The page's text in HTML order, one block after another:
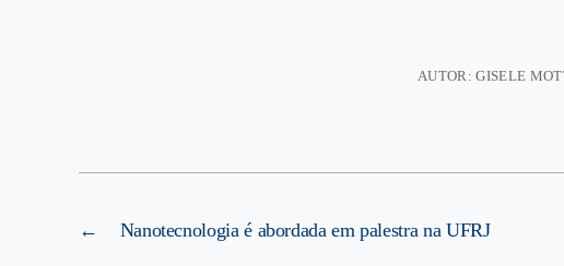
AUTOR: GISELE
← Nanotecnologia é abordada em palestra na UFRJ